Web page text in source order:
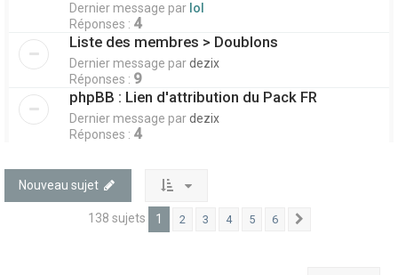
Dernier message par lol
Réponses : 4
Liste des membres > Doublons
Dernier message pardezix
Réponses : 9
phpBB : Lien d'attribution du Pack FR
Dernier message pardezix
Réponses : 4
Nouveau sujet
138 sujets 1 2 3 4 5 6